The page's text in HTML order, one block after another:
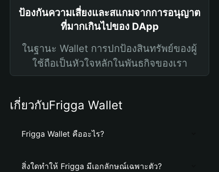
ป้องกันความเสี่ยงและสแกมจากการอนุญาต
ที่มากเกินไปของ DApp
ในฐานะ Wallet การปกป้องสินทรัพย์ของผู้
ใช้ถือเป็นหัวใจหลักในพันธกิจของเรา
เกี่ยวกับFrigga Wallet
Frigga Wallet คืออะไร?
สิ่งใดทำให้ Frigga มีเอกลักษณ์เฉพาะตัว?